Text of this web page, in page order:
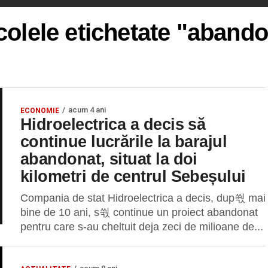
etichetate
ECONOMIE acum 4 ani
Hidroelectrica a decis să
continue lucrările la barajul
abandonat, situat la doi
kilometri de centrul Sebeșului
Compania de stat Hidroelectrica a decis, dup쒃 mai
bine de 10 ani, s쒃 continue un proiect abandonat
pentru care s-au cheltuit deja zeci de milioane de...